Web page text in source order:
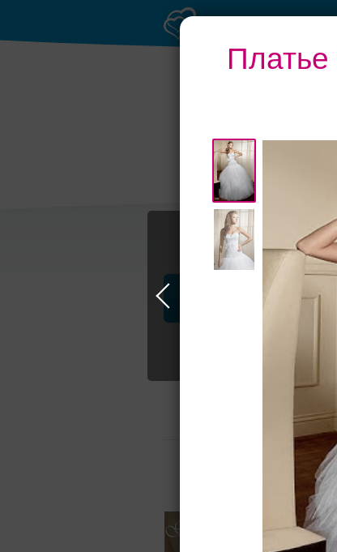
Профессионалы и услуги
О салоне
Для вас